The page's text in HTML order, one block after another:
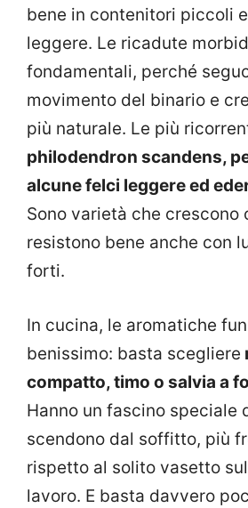
bene in contenitori piccoli
leggere. Le ricadute
fondamentali, perché
movimento del binario e
più naturale. Le più
philodendron scandens,
alcune felci leggere ed
Sono varietà che crescono
resistono bene anche con
forti.
In cucina, le aromatiche
benissimo: basta scegliere
compatto, timo o salvia a
Hanno un fascino speciale
scendono dal soffitto, più
rispetto al solito vasetto
lavoro. E basta davvero